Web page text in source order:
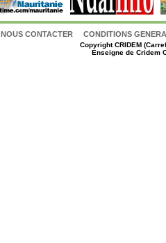
NOUS CONTACTER CONDITIONS
CopyrightCRIDEM
Enseigne de Cridem